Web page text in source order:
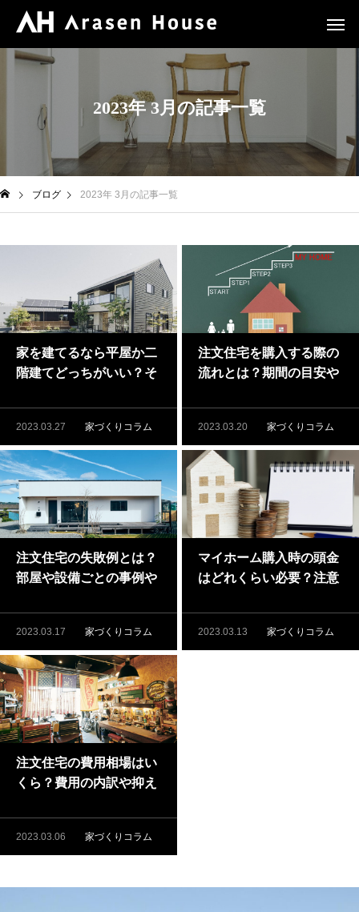
2023年 3月の記事一覧
ブログ 2023年 3月の記事一覧
家を建てるなら平屋か二
階建てどっちがいい？そ
2023.03.27 家づくりコラム
注文住宅を購入する際の
流れとは？期間の目安や
2023.03.20 家づくりコラム
注文住宅の失敗例とは？
部屋や設備ごとの事例や
トも
2023.03.17 家づくりコラム
マイホーム購入時の頭金
はどれくらい必要？注意
2023.03.13 家づくりコラム
注文住宅の費用相場はい
くら？費用の内訳や抑え
2023.03.06 家づくりコラム